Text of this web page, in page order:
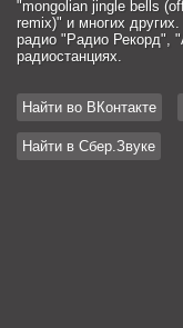
"mongolian jingle bells
remix)" и многих
радио "Радио Рекорд",
радиостанциях.
Найти во ВКонтакте
Найти в Сбер.Звуке